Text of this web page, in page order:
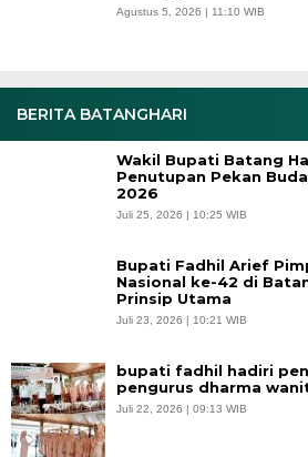
Agustus 5, 2026 | 11:10 WIB
BERITA BATANGHARI
Wakil Bupati Batang
Penutupan Pekan
2026
Juli 25, 2026 | 10:25 WIB
Bupati Fadhil Arief
Nasional ke-42 di
Prinsip Utama
Juli 23, 2026 | 10:21 WIB
bupati fadhil hadiri
pengurus dharma
Juli 22, 2026 | 09:13 WIB